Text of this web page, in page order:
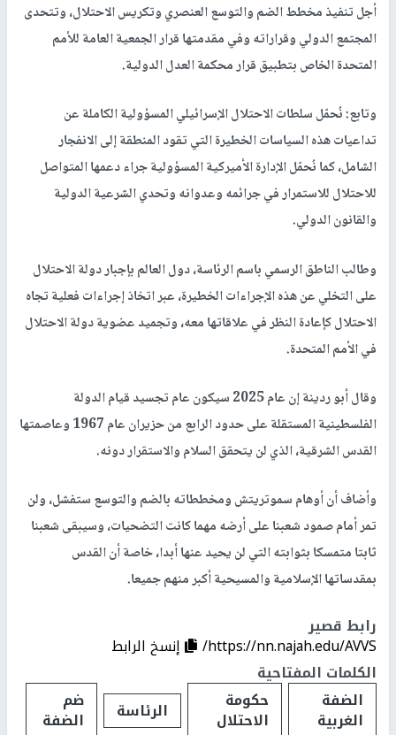
أجل تنفيذ مخطط الضم والتوسع العنصري وتكريس الاحتلال، وتتحدى
المجتمع الدولي وقراراته وفي مقدمتها قرار الجمعية العامة للأمم
المتحدة الخاص بتطبيق قرار محكمة العدل الدولية.
وتابع: نُحمّل سلطات الاحتلال الإسرائيلي المسؤولية الكاملة عن
تداعيات هذه السياسات الخطيرة التي تقود المنطقة إلى الانفجار
الشامل، كما نُحمّل الإدارة الأميركية المسؤولية جراء دعمها المتواصل
للاحتلال للاستمرار في جرائمه وعدوانه وتحدي الشرعية الدولية
والقانون الدولي.
وطالب الناطق الرسمي باسم الرئاسة، دول العالم بإجبار دولة الاحتلال
على التخلي عن هذه الإجراءات الخطيرة، عبر اتخاذ إجراءات فعلية تجاه
الاحتلال كإعادة النظر في علاقاتها معه، وتجميد عضوية دولة الاحتلال
في الأمم المتحدة.
وقال أبو ردينة إن عام 2025 سيكون عام تجسيد قيام الدولة
الفلسطينية المستقلة على حدود الرابع من حزيران عام 1967 وعاصمتها
القدس الشرقية، الذي لن يتحقق السلام والاستقرار دونه.
وأضاف أن أوهام سموتريتش ومخططاته بالضم والتوسع ستفشل، ولن
تمر أمام صمود شعبنا على أرضه مهما كانت التضحيات، وسيبقى شعبنا
ثابتا متمسكا بثوابته التي لن يحيد عنها أبدا، خاصة أن القدس
بمقدساتها الإسلامية والمسيحية أكبر منهم جميعا.
رابط قصير
https://nn.najah.edu/AVVS/
إنسخ الرابط
الكلمات المفتاحية
الضفة
الغربية
حكومة
الاحتلال الرئاسة ضم
الضفة